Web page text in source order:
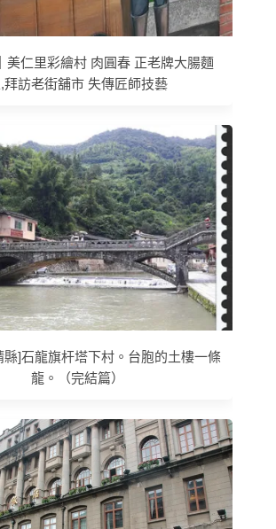
美仁里彩繪村 肉圓春 正老牌大腸麵
拜訪老街舖市 失傳匠師技藝
縣]石龍旗杆塔下村。台胞的土樓一條
龍。（完結篇）